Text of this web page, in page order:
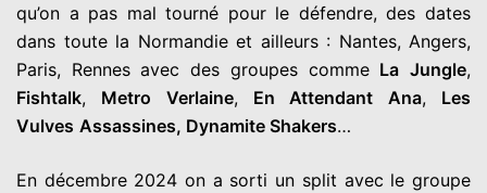
qu’on a pas mal tourné pour le défendre, des dates
dans toute la Normandie et ailleurs : Nantes, Angers,
Paris, Rennes avec des groupes comme La Jungle,
Fishtalk, Metro Verlaine, En Attendant Ana, Les
Vulves Assassines, Dynamite Shakers…
En décembre 2024 on a sorti un split avec le groupe